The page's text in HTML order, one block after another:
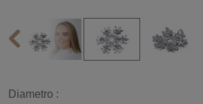
Diametro :